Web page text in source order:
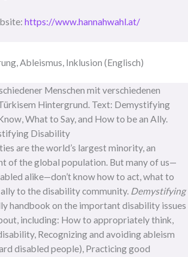
https://www.hannahwahl.at/
Ableismus, Inklusion (Englisch)
Disability
are the world’s largest minority, an
of the global population. But many of us—
alike—don’t know how to act, what to
ally to the disability community. Demystifying
handbook on the important disability issues
including: How to appropriately think,
Recognizing and avoiding ableism
disabled people), Practicing good